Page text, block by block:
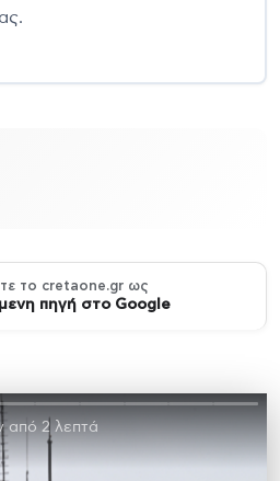
το cretaone.gr ως
πηγή στο Google
από 2 λεπτά